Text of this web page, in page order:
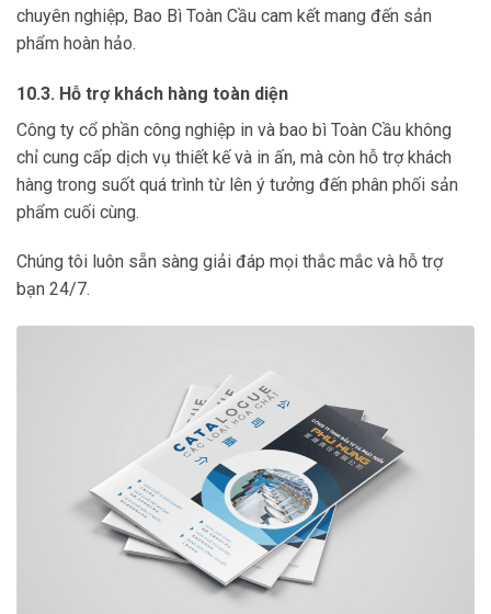
chuyên nghiệp, Bao Bì Toàn Cầu cam kết mang đến sản
phẩm hoàn hảo.
10.3. Hỗ trợ khách hàng toàn diện
Công ty cổ phần công nghiệp in và bao bì Toàn Cầu không
chỉ cung cấp dịch vụ thiết kế và in ấn, mà còn hỗ trợ khách
hàng trong suốt quá trình từ lên ý tưởng đến phân phối sản
phẩm cuối cùng.
Chúng tôi luôn sẵn sàng giải đáp mọi thắc mắc và hỗ trợ
bạn 24/7.